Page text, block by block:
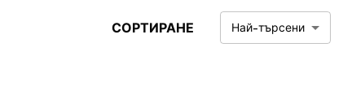
СОРТИРАНЕ Най-търсени